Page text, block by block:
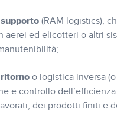
supporto (RAM logistics),
aerei ed elicotteri o altri
ritorno o logistica inversa
e controllo
dei prodotti finiti e